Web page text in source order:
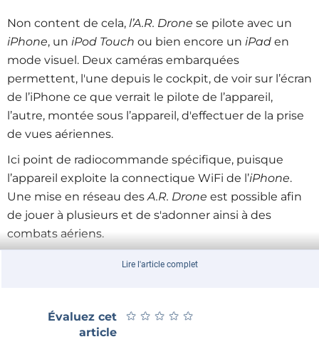
Non content de cela, l’A.R. Drone se pilote avec un
iPhone, un iPod Touch ou bien encore un iPad en
mode visuel. Deux caméras embarquées
permettent, l'une depuis le cockpit, de voir sur l’écran
de l’iPhone ce que verrait le pilote de l’appareil,
l’autre, montée sous l’appareil, d'effectuer de la prise
de vues aériennes.
Ici point de radiocommande spécifique, puisque
l’appareil exploite la connectique WiFi de l’iPhone.
Une mise en réseau desA.R. Drone est possible afin
de jouer à plusieurs et de s'adonner ainsi à des
combats aériens.
Si les programmes proposés parParrot
développement est ouverte et que vous pouvez
donc librement écrire du code pour gérer votre
Lire l'article complet
Évaluez cet
article
★ ★ ★ ★ ★
★ ★ ★ ★ ★